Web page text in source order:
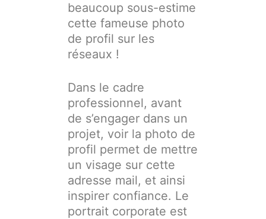
beaucoup sous-estime
cette fameuse photo
de profil sur les
réseaux !
Dans le cadre
professionnel, avant
de s’engager dans un
projet, voir la photo de
profil permet de mettre
un visage sur cette
adresse mail, et ainsi
inspirer confiance. Le
portrait corporate est